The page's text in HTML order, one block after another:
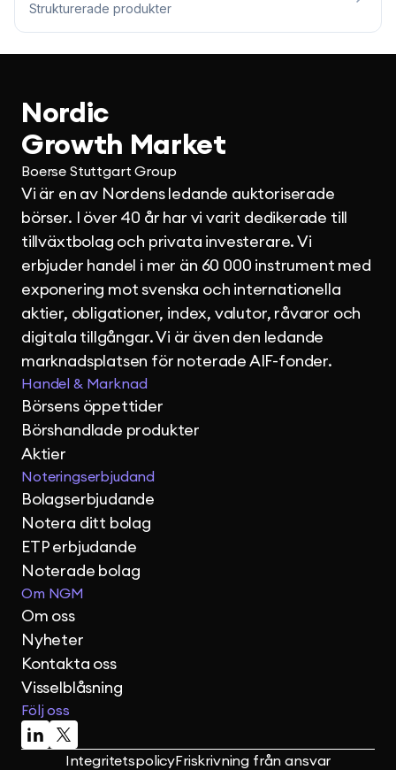
Strukturerade produkter
Nordic
Growth Market
Boerse Stuttgart Group
Vi är en av Nordens ledande auktoriserade
börser. I över 40 år har vi varit dedikerade till
tillväxtbolag och privata investerare. Vi
erbjuder handel i mer än 60 000 instrument med
exponering mot svenska och internationella
aktier, obligationer, index, valutor, råvaror och
digitala tillgångar. Vi är även den ledande
marknadsplatsen för noterade AIF-fonder.
Handel & Marknad
Börsens öppettider
Börshandlade produkter
Aktier
Noteringserbjudand
Bolagserbjudande
Notera ditt bolag
ETP erbjudande
Noterade bolag
Om NGM
Om oss
Nyheter
Kontakta oss
Visselblåsning
Följ oss
IntegritetspolicyFriskrivning från ansvar